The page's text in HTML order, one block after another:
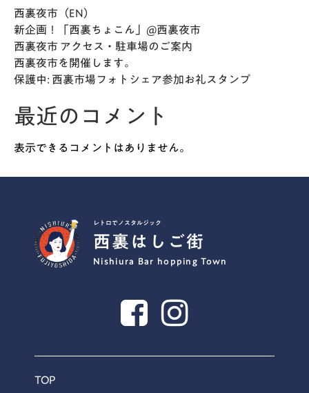
西裏夜市（EN）
新企画！「西裏ちょこん」@西裏夜市
西裏夜市 アクセス・駐車場のご案内
西裏夜市を開催します。
保護中: 西裏市場フォトシェア参加お礼スタンプ
最近のコメント
表示できるコメントはありません。
レトロでノスタルジック
西裏はしご街
Nishiura Bar hopping Town
TOP